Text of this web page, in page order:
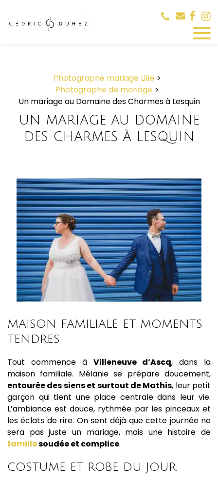
Photographe mariage Lille
Photographe de mariage
Un mariage au Domaine des Charmes à Lesquin
UN MARIAGE AU DOMAINE
DES CHARMES À LESQUIN
MAISON FAMILIALE ET MOMENTS
TENDRES
Tout commence à Villeneuve d’Ascq, dans la
maison familiale. Mélanie se prépare doucement,
entourée des siens et surtout de Mathis, leur petit
garçon qui tient une place centrale dans leur vie.
L’ambiance est douce, rythmée par les pinceaux et
les éclats de rire. On sent déjà que cette journée ne
sera pas juste un mariage, mais une histoire de
famillesoudée et complice.
COSTUME ET ROBE DU JOUR